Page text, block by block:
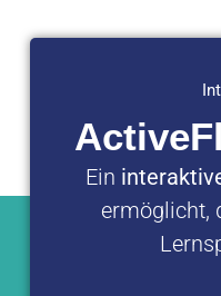
Ein
ermöglicht,